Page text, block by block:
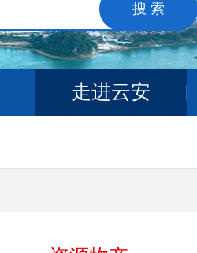
搜 索
走进云安